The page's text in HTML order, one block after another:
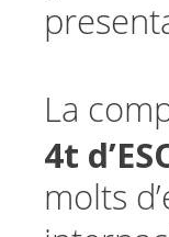
La
4t
molts